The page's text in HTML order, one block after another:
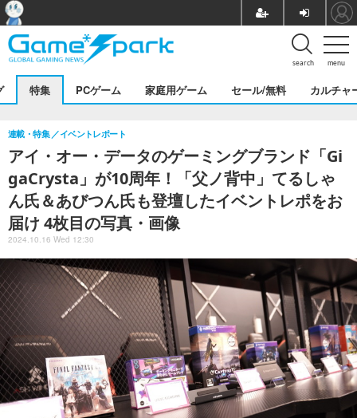
menu
search
特集 PCゲーム 家庭用ゲーム セール/無料 カルチャ
アイ・オー・データのゲーミングブランド「Gi
gaCrysta」が10周年！「父ノ背中」てるしゃ
ん氏＆あびつん氏も登壇したイベントレポをお
届け 4枚目の写真・画像
連載・特集 イベントレポート
2024.10.16 Wed 12:30